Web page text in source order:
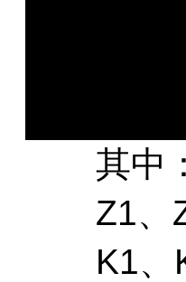
其中：
Z1、Z2
K1、